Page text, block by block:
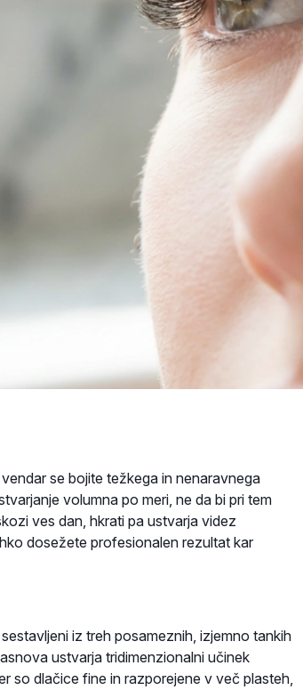
se bojite težkega in nenaravnega
volumna po meri, ne da bi pri tem
ves dan, hkrati pa ustvarja videz
dosežete profesionalen rezultat kar
iz treh posameznih, izjemno tankih
ustvarja tridimenzionalni učinek
so dlačice fine in razporejene v več plasteh,